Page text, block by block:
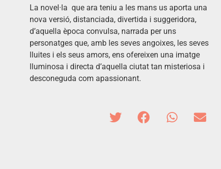
La novel·la que ara teniu a les mans us aporta una
nova versió, distanciada, divertida i suggeridora,
d’aquella època convulsa, narrada per uns
personatges que, amb les seves angoixes, les seves
lluites i els seus amors, ens ofereixen una imatge
lluminosa i directa d’aquella ciutat tan misteriosa i
desconeguda com apassionant.